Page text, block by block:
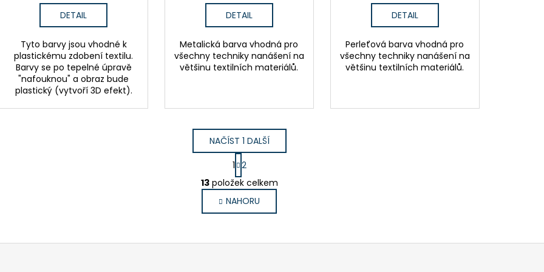
DETAIL
Tyto barvy jsou vhodné k
plastickému zdobení textilu.
Barvy se po tepelné úpravě
"nafouknou" a obraz bude
plastický (vytvoří 3D efekt).
DETAIL
Metalická barva vhodná pro
všechny techniky nanášení na
většinu textilních materiálů.
DETAIL
Perleťová barva vhodná pro
všechny techniky nanášení na
většinu textilních materiálů.
O
v
l
á
a
NAČÍST 1 DALŠÍ
S
t
r
á
n
k
1 2
13položek celkem
NAHORU